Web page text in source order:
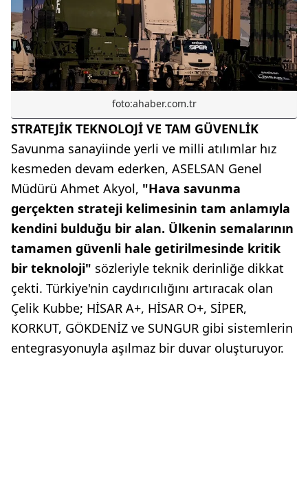
foto:ahaber.com.tr
STRATEJİK TEKNOLOJİ VE TAM GÜVENLİK
Savunma sanayiinde yerli ve milli atılımlar hız
kesmeden devam ederken, ASELSAN Genel
Müdürü Ahmet Akyol, "Hava savunma
gerçekten strateji kelimesinin tam anlamıyla
kendini bulduğu bir alan. Ülkenin semalarının
tamamen güvenli hale getirilmesinde kritik
bir teknoloji" sözleriyle teknik derinliğe dikkat
çekti. Türkiye'nin caydırıcılığını artıracak olan
Çelik Kubbe; HİSAR A+, HİSAR O+, SİPER,
KORKUT, GÖKDENİZ ve SUNGUR gibi sistemlerin
entegrasyonuyla aşılmaz bir duvar oluşturuyor.